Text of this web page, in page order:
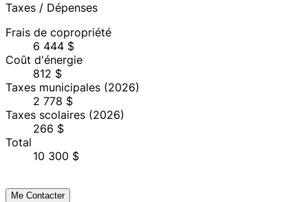
Taxes / Dépenses
Frais de copropriété
6 444 $
Coût d'énergie
812 $
Taxes municipales (2026)
2 778 $
Taxes scolaires (2026)
266 $
Total
10 300 $
Me Contacter